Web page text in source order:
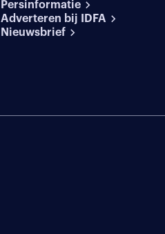
Persinformatie
Adverteren bij IDFA
Nieuwsbrief